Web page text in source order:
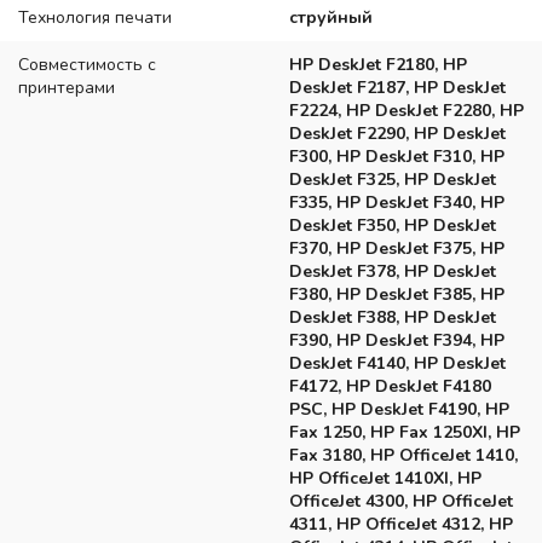
Технология печати струйный
Совместимость с
принтерами
HP DeskJet F2180, HP
DeskJet F2187, HP DeskJet
F2224, HP DeskJet F2280, HP
DeskJet F2290, HP DeskJet
F300, HP DeskJet F310, HP
DeskJet F325, HP DeskJet
F335, HP DeskJet F340, HP
DeskJet F350, HP DeskJet
F370, HP DeskJet F375, HP
DeskJet F378, HP DeskJet
F380, HP DeskJet F385, HP
DeskJet F388, HP DeskJet
F390, HP DeskJet F394, HP
DeskJet F4140, HP DeskJet
F4172, HP DeskJet F4180
PSC, HP DeskJet F4190, HP
Fax 1250, HP Fax 1250XI, HP
Fax 3180, HP OfficeJet 1410,
HP OfficeJet 1410XI, HP
OfficeJet 4300, HP OfficeJet
4311, HP OfficeJet 4312, HP